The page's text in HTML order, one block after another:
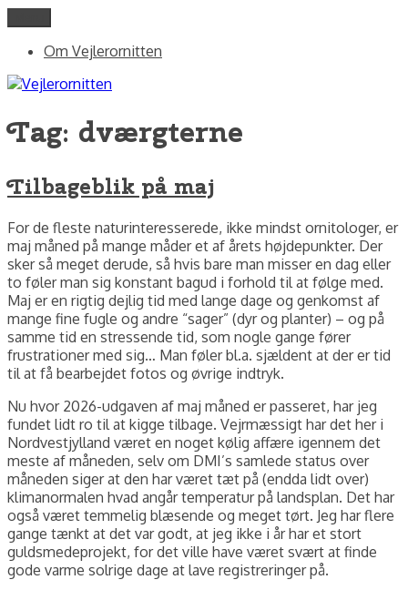
indhold
Vejlerornitten
fotos og skriblerier af Jørgen Peter Kjeldsen/ornit.dk
Om Vejlerornitten
Tag: dværgterne
Tilbageblik på maj
For de fleste naturinteresserede, ikke mindst ornitologer, er
maj måned på mange måder et af årets højdepunkter. Der
sker så meget derude, så hvis bare man misser en dag eller
to føler man sig konstant bagud i forhold til at følge med.
Maj er en rigtig dejlig tid med lange dage og genkomst af
mange fine fugle og andre “sager” (dyr og planter) – og på
samme tid en stressende tid, som nogle gange fører
frustrationer med sig… Man føler bl.a. sjældent at der er tid
til at få bearbejdet fotos og øvrige indtryk.
Nu hvor 2026-udgaven af maj måned er passeret, har jeg
fundet lidt ro til at kigge tilbage. Vejrmæssigt har det her i
Nordvestjylland været en noget kølig affære igennem det
meste af måneden, selv om DMI’s samlede status over
måneden siger at den har været tæt på (endda lidt over)
klimanormalen hvad angår temperatur på landsplan. Det har
også været temmelig blæsende og meget tørt. Jeg har flere
gange tænkt at det var godt, at jeg ikke i år har et stort
guldsmedeprojekt, for det ville have været svært at finde
gode varme solrige dage at lave registreringer på.